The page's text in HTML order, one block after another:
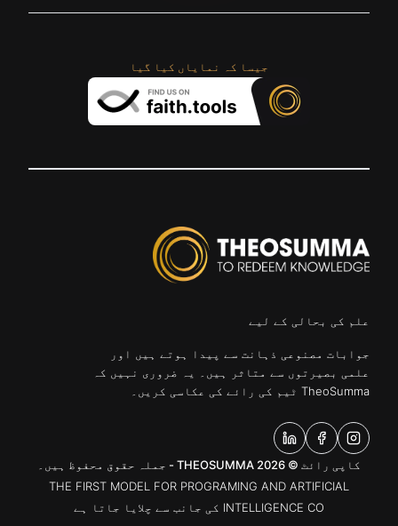
جیسا کہ نمایاں کیا گیا
علم کی بحالی کے لیے
جوابات مصنوعی ذہانت سے پیدا ہوتے ہیں اور
علمی بصیرتوں سے متاثر ہیں۔ یہ ضروری نہیں کہ
TheoSumma ٹیم کی رائے کی عکاسی کریں۔
کاپی رائٹ © 2026 THEOSUMMA - جملہ حقوق محفوظ ہیں۔
THE FIRST MODEL FOR PROGRAMING AND ARTIFICIAL
INTELLIGENCE CO کی جانب سے چلایا جاتا ہے